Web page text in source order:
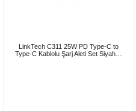
LinkTech C311 25W PD Type-C to
Type-C Kablolu Şarj Aleti Set Siyah…